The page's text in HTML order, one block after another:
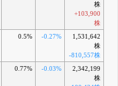
株
+103,900
株
0.5% -0.27%
1,531,642
株
-810,557株
0.77% -0.03%
2,342,199
株